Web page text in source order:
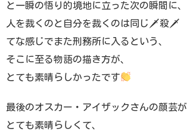
と一瞬の悟り的境地に立った次の瞬間に、
人を裁くのと自分を裁くのは同じ🗡殺🗡
てな感じでまた刑務所に入るという、
そこに至る物語の描き方が、
とても素晴らしかったです
最後のオスカー・アイザックさんの顔芸が
とても素晴らしくて、